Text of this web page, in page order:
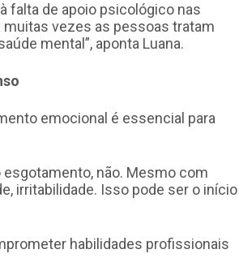
falta de apoio psicológico nas
vezes as pessoas tratam
mental”, aponta Luana.
emocional é essencial para
não. Mesmo com
irritabilidade. Isso pode ser o início
habilidades profissionais